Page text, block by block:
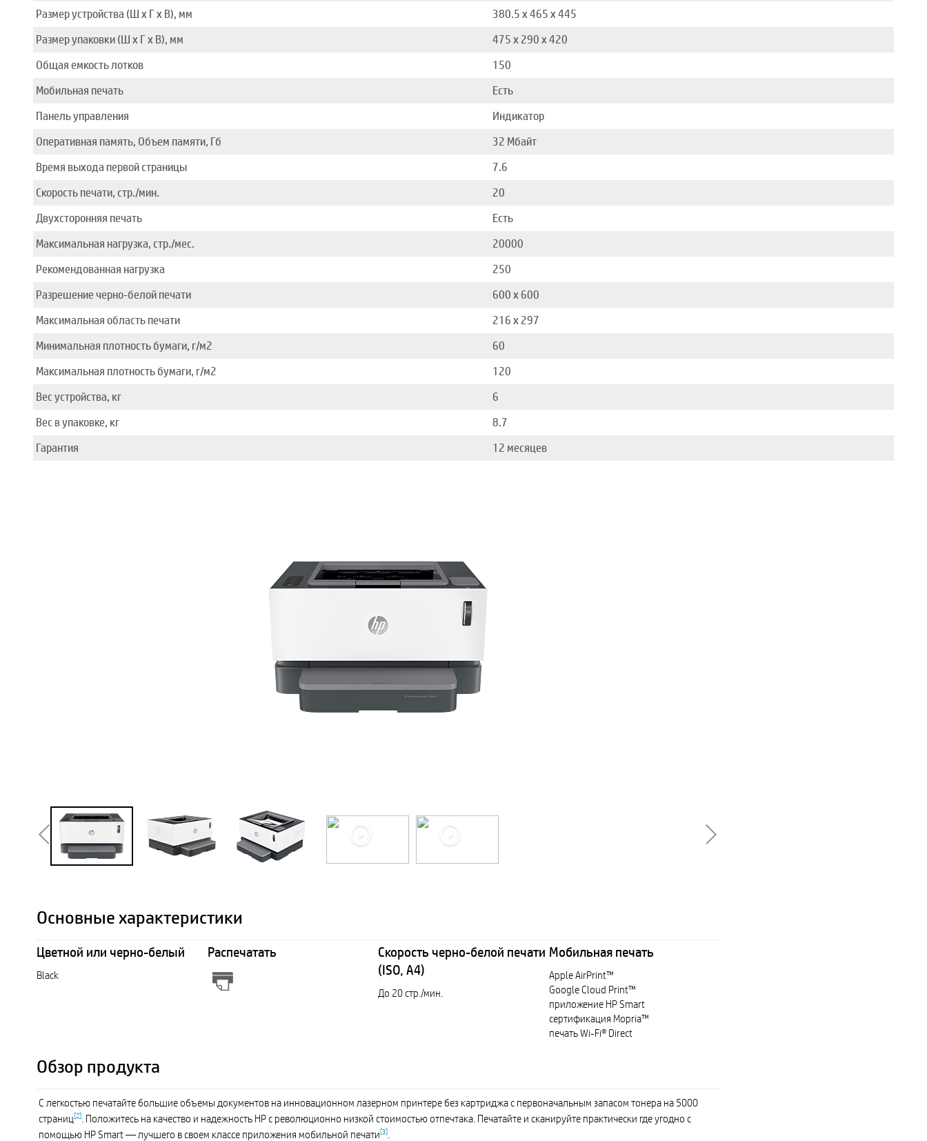
Размер устройства (Ш x Г x В), мм
380.5 x 465 x 445
Размер упаковки (Ш x Г x В), мм
475 x 290 x 420
Общая емкость лотков
150
Мобильная печать
Есть
Панель управления
Индикатор
Оперативная память, Объем памяти, Гб
32 Мбайт
Время выхода первой страницы
7.6
Скорость печати, стр./мин.
20
Двухсторонняя печать
Есть
Максимальная нагрузка, стр./мес.
20000
Рекомендованная нагрузка
250
Разрешение черно-белой печати
600 x 600
Максимальная область печати
216 x 297
Минимальная плотность бумаги, г/м2
60
Максимальная плотность бумаги, г/м2
120
Вес устройства, кг
6
Вес в упаковке, кг
8.7
Гарантия
12 месяцев
Основные характеристики
Цветной или черно-белый
Black
Распечатать
Скорость черно-белой печати
(ISO, A4)
До 20 стр./мин.
Мобильная печать
Apple AirPrint™
Google Cloud Print™
приложение HP Smart
сертификация Mopria™
печать Wi-Fi® Direct
Обзор продукта
С легкостью печатайте большие объемы документов на инновационном лазерном принтере без картриджас первоначальным запасом тонера на 5000
страниц[2]. Положитесь на качество и надежность HP с революционно низкой стоимостью отпечтака. Печатайте и сканируйте практически где угодно с
помощью HP Smart — лучшего в своем классе приложения мобильной печати[3].